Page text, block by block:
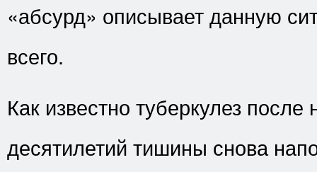
«абсурд» описывает данную
всего.
Как известно туберкулез после
десятилетий тишины снова